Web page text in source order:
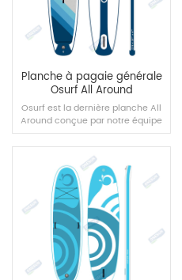
Planche à pagaie générale
Osurf All Around
Osurf est la dernière planche All
Around conçue par notre équipe
en 2022.
LIRE LA SUITE